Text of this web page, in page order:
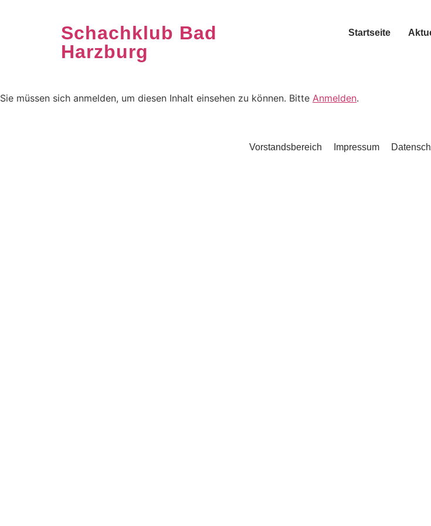
Startseite
Schachklub Bad
Harzburg
Sie müssen sich anmelden, um diesen Inhalt einsehen zu können. Bitte Anmelden.
Vorstandsbereich Impressum